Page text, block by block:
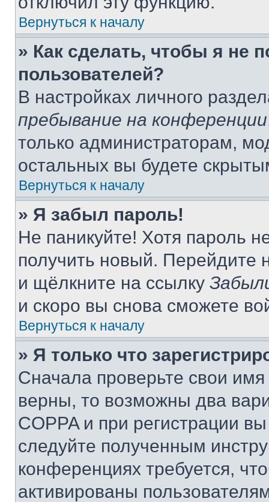
Вернуться к началу
» Как сделать, чтобы я не
пользователей?
В настройках личного
пребывание на конференции
только администраторам,
остальных вы будете
Вернуться к началу
» Я забыл пароль!
Не паникуйте! Хотя пароль
получить новый. Перейдите
и щёлкните на ссылку
и скоро вы снова сможете
Вернуться к началу
» Я только что
Сначала проверьте свои
верны, то возможны два
COPPA и при регистрации
следуйте полученным
конференциях требуется,
активированы